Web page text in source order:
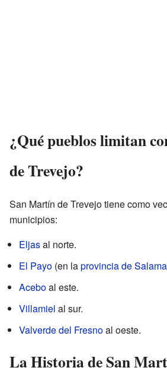
¿Qué pueblos limitan
de Trevejo?
San Martín de Trevejo tiene como
municipios:
Eljasal norte.
El Payo (en laprovincia de
Aceboal este.
Villamiel al sur.
Valverde del Fresnoal oeste.
La Historia de San